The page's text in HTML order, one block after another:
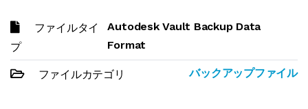
ファイルタイ
プ
Autodesk Vault Backup Data
Format
ファイルカテゴリ バックアップファイル